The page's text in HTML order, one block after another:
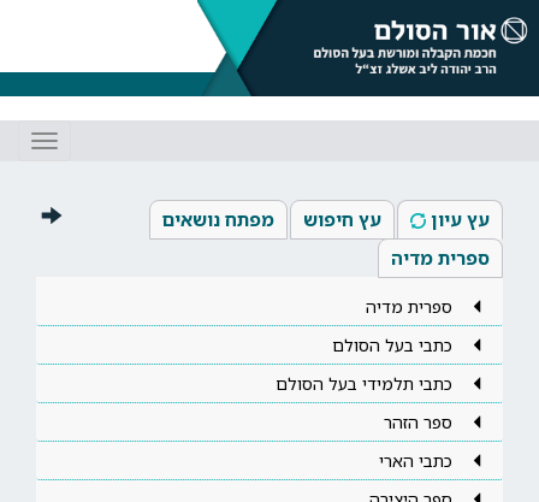
עץ עיון עץ חיפוש
מפתח נושאים
ספרית מדיה
ספרית מדיה
כתבי בעל הסולם
כתבי תלמידי בעל הסולם
ספר הזהר
כתבי הארי